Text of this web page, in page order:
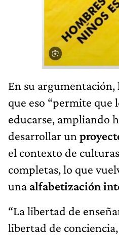
En su
que eso “permite que
educarse, ampliando
desarrollar un
el contexto de
completas, lo que
una alfabetización
“La libertad de
libertad de